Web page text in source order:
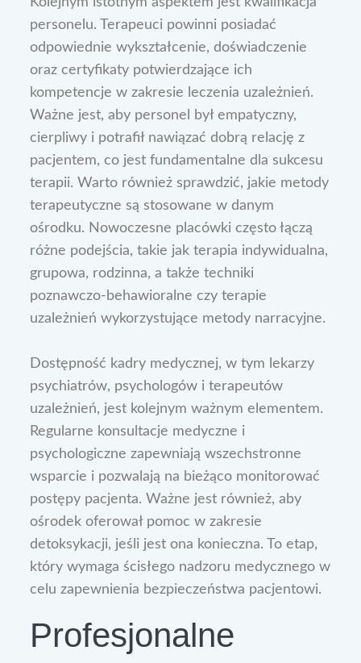
personelu. Terapeuci powinni posiadać
odpowiednie wykształcenie, doświadczenie
oraz certyfikaty potwierdzające ich
kompetencje w zakresie leczenia uzależnień.
Ważne jest, aby personel był empatyczny,
cierpliwy i potrafił nawiązać dobrą relację z
pacjentem, co jest fundamentalne dla sukcesu
terapii. Warto również sprawdzić, jakie metody
terapeutyczne są stosowane w danym
ośrodku. Nowoczesne placówki często łączą
różne podejścia, takie jak terapia indywidualna,
grupowa, rodzinna, a także techniki
poznawczo-behawioralne czy terapie
uzależnień wykorzystujące metody narracyjne.
Dostępność kadry medycznej, w tym lekarzy
psychiatrów, psychologów i terapeutów
uzależnień, jest kolejnym ważnym elementem.
Regularne konsultacje medyczne i
psychologiczne zapewniają wszechstronne
wsparcie i pozwalają na bieżąco monitorować
postępy pacjenta. Ważne jest również, aby
ośrodek oferował pomoc w zakresie
detoksykacji, jeśli jest ona konieczna. To etap,
który wymaga ścisłego nadzoru medycznego w
celu zapewnienia bezpieczeństwa pacjentowi.
Profesjonalne